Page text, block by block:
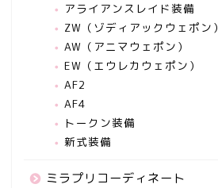
アライアンスレイド装備
ZW（ゾディアックウェポン）
AW（アニマウェポン）
EW（エウレカウェポン）
AF2
AF4
トークン装備
新式装備
ミラプリコーディネート